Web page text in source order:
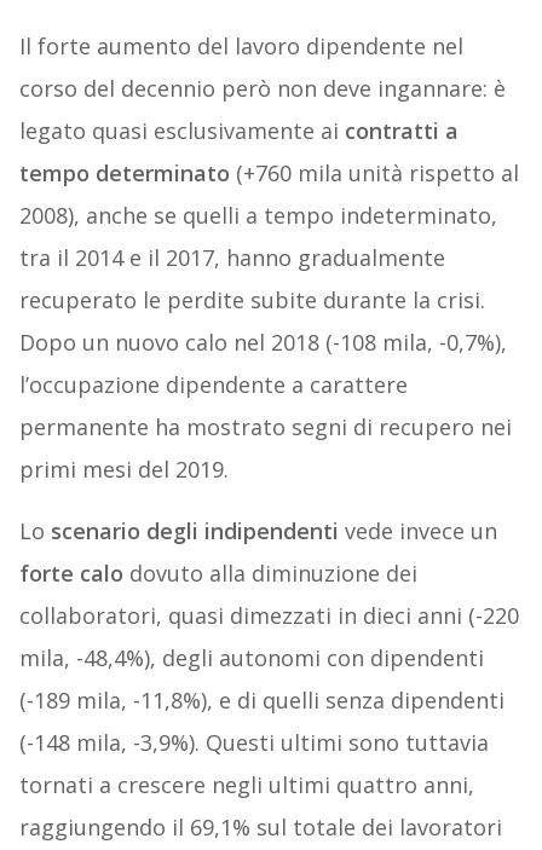
Il forte aumento del lavoro dipendente nel
corso del decennio però non deve ingannare: è
legato quasi esclusivamente ai contratti a
tempo determinato (+760 mila unità rispetto al
2008), anche se quelli a tempo indeterminato,
tra il 2014 e il 2017, hanno gradualmente
recuperato le perdite subite durante la crisi.
Dopo un nuovo calo nel 2018 (-108 mila, -0,7%),
l’occupazione dipendente a carattere
permanente ha mostrato segni di recupero nei
primi mesi del 2019.
Lo scenario degli indipendenti vede invece un
forte calo dovuto alla diminuzione dei
collaboratori, quasi dimezzati in dieci anni (-220
mila, -48,4%), degli autonomi con dipendenti
(-189 mila, -11,8%), e di quelli senza dipendenti
(-148 mila, -3,9%). Questi ultimi sono tuttavia
tornati a crescere negli ultimi quattro anni,
raggiungendo il 69,1% sul totale dei lavoratori